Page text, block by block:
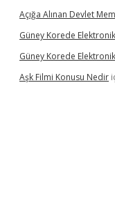
Açığa Alınan Devlet
Güney Korede
Güney Korede
Aşk Filmi Konusu Nedir